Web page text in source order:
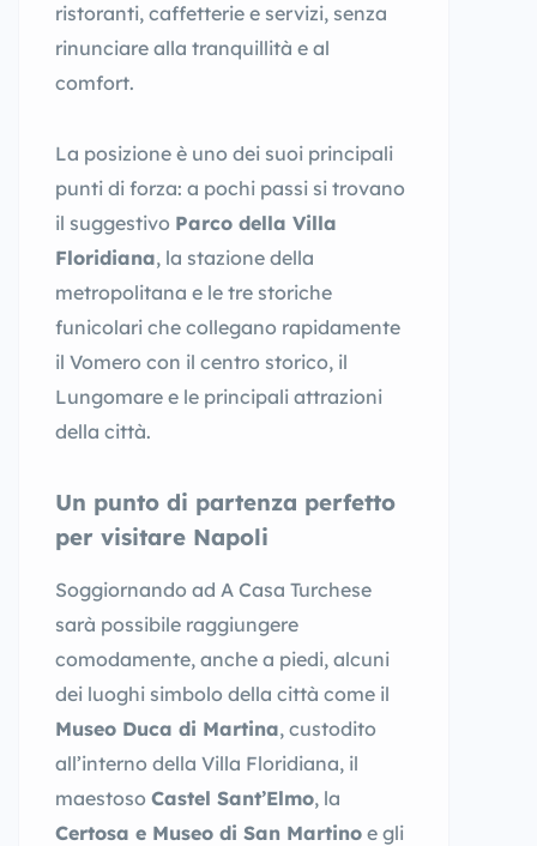
ristoranti, caffetterie e servizi, senza
rinunciare alla tranquillità e al
comfort.
La posizione è uno dei suoi principali
punti di forza: a pochi passi si trovano
il suggestivo Parco della Villa
Floridiana, la stazione della
metropolitana e le tre storiche
funicolari che collegano rapidamente
il Vomero con il centro storico, il
Lungomare e le principali attrazioni
della città.
Un punto di partenza perfetto
per visitare Napoli
Soggiornando ad A Casa Turchese
sarà possibile raggiungere
comodamente, anche a piedi, alcuni
dei luoghi simbolo della città come il
Museo Duca di Martina, custodito
all’interno della Villa Floridiana, il
maestoso Castel Sant’Elmo, la
Certosa e Museo di San Martino e gli